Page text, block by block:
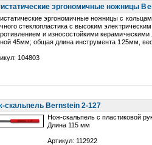
эргономичные ножницы
эргономичные ножницы с
стеклопластика с высоким электрическим
и износостойкими керамическими
45мм; общая длина инструмента 125мм,
104803
скальпель Bernstein 2-127
Нож-скальпель с пластиковой
Длина 115 мм
Артикул: 112922